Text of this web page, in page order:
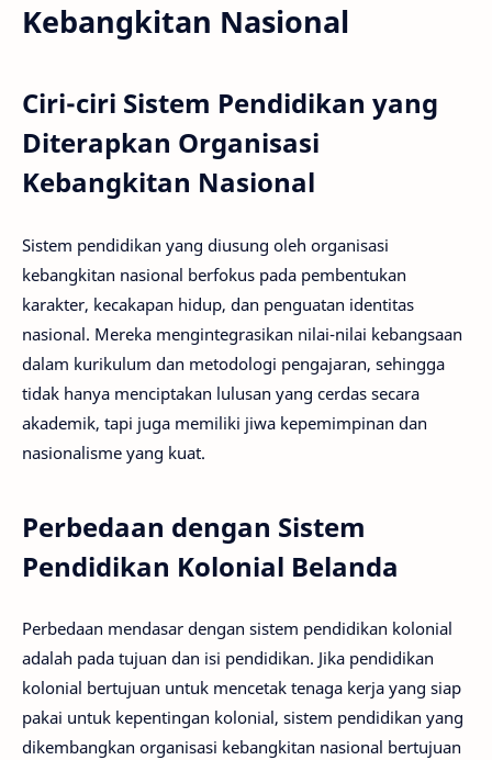
Kebangkitan Nasional
Ciri-ciri Sistem Pendidikan yang
Diterapkan Organisasi
Kebangkitan Nasional
Sistem pendidikan yang diusung oleh organisasi
kebangkitan nasional berfokus pada pembentukan
karakter, kecakapan hidup, dan penguatan identitas
nasional. Mereka mengintegrasikan nilai-nilai kebangsaan
dalam kurikulum dan metodologi pengajaran, sehingga
tidak hanya menciptakan lulusan yang cerdas secara
akademik, tapi juga memiliki jiwa kepemimpinan dan
nasionalisme yang kuat.
Perbedaan dengan Sistem
Pendidikan Kolonial Belanda
Perbedaan mendasar dengan sistem pendidikan kolonial
adalah pada tujuan dan isi pendidikan. Jika pendidikan
kolonial bertujuan untuk mencetak tenaga kerja yang siap
pakai untuk kepentingan kolonial, sistem pendidikan yang
dikembangkan organisasi kebangkitan nasional bertujuan